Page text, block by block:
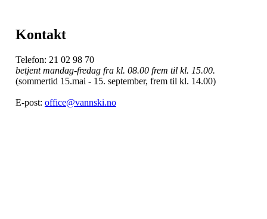
Kontakt
Telefon: 21 02 98 70
betjent mandag-fredag fra kl. 08.00 frem til kl. 15.00.
(sommertid 15.mai - 15. september, frem til kl. 14.00)
E-post: office@vannski.no